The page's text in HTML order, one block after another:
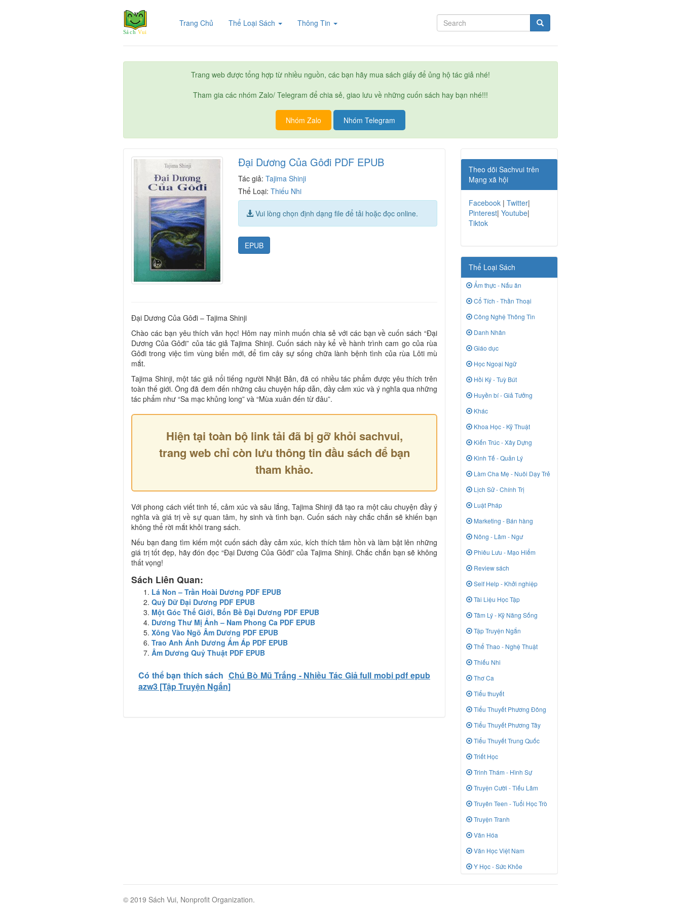
Trang Chủ (current)Thể Loại Sách Thông Tin
Trang web được tổng hợp từ nhiều nguồn, các bạn hãy mua sách giấy để ủng hộ tác giả nhé!
Tham gia các nhóm Zalo/ Telegram để chia sẻ, giao lưu về những cuốn sách hay bạn nhé!!!
Nhóm Zalo Nhóm Telegram
Đại Dương Của Gôđi PDF EPUB
Tác giả:Tajima Shinji
Thể Loại:Thiếu Nhi
Vui lòng chọn định dạng file để tải hoặc đọc online.
EPUB
Đại Dương Của Gôđi – Tajima Shinji
Chào các bạn yêu thích văn học! Hôm nay mình muốn chia sẻ với các bạn về cuốn sách “Đại
Dương Của Gôđi” của tác giả Tajima Shinji. Cuốn sách này kể về hành trình cam go của rùa
Gôđi trong việc tìm vùng biển mới, để tìm cây sự sống chữa lành bệnh tình của rùa Lôti mù
mắt.
Tajima Shinji, một tác giả nổi tiếng người Nhật Bản, đã có nhiều tác phẩm được yêu thích trên
toàn thế giới. Ông đã đem đến những câu chuyện hấp dẫn, đầy cảm xúc và ý nghĩa qua những
tác phẩm như “Sa mạc khủng long” và “Mùa xuân đến từ đâu”.
Hiện tại toàn bộ link tải đã bị gỡ khỏi sachvui,
trang web chỉ còn lưu thông tin đầu sách để bạn
tham khảo.
Với phong cách viết tinh tế, cảm xúc và sâu lắng, Tajima Shinji đã tạo ra một câu chuyện đầy ý
nghĩa và giá trị về sự quan tâm, hy sinh và tình bạn. Cuốn sách này chắc chắn sẽ khiến bạn
không thể rời mắt khỏi trang sách.
Nếu bạn đang tìm kiếm một cuốn sách đầy cảm xúc, kích thích tâm hồn và làm bật lên những
giá trị tốt đẹp, hãy đón đọc “Đại Dương Của Gôđi” của Tajima Shinji. Chắc chắn bạn sẽ không
thất vọng!
Sách Liên Quan:
Lá Non – Trần Hoài Dương PDF EPUB
Quỷ Dữ Đại Dương PDF EPUB
Một Góc Thế Giới, Bốn Bề Đại Dương PDF EPUB
Dương Thư Mị Ảnh – Nam Phong Ca PDF EPUB
Xông Vào Ngõ Âm Dương PDF EPUB
Trao Anh Ánh Dương Ấm Áp PDF EPUB
Âm Dương Quỷ Thuật PDF EPUB
Có thể bạn thích sách Chú Bò Mũ Trắng - Nhiều Tác Giả full mobi pdf epub
azw3 [Tập Truyện Ngắn]
Theo dõi Sachvui trên
Mạng xã hội
Facebook | Twitter|
Pinterest| Youtube|
Tiktok
Thể Loại Sách
Ẩm thực - Nấu ăn
Cổ Tích - Thần Thoại
Công Nghệ Thông Tin
Danh Nhân
Giáo dục
Học Ngoại Ngữ
Hồi Ký - Tuỳ Bút
Huyền bí - Giả Tưởng
Khác
Khoa Học - Kỹ Thuật
Kiến Trúc - Xây Dựng
Kinh Tế - Quản Lý
Làm Cha Mẹ - Nuôi Dạy Trẻ
Lịch Sử - Chính Trị
Luật Pháp
Marketing - Bán hàng
Nông - Lâm - Ngư
Phiêu Lưu - Mạo Hiểm
Review sách
Self Help - Khởi nghiệp
Tài Liệu Học Tập
Tâm Lý - Kỹ Năng Sống
Tập Truyện Ngắn
Thể Thao - Nghệ Thuật
Thiếu Nhi
Thơ Ca
Tiểu thuyết
Tiểu Thuyết Phương Đông
Tiểu Thuyết Phương Tây
Tiểu Thuyết Trung Quốc
Triết Học
Trinh Thám - Hình Sự
Truyện Cười - Tiếu Lâm
Truyên Teen - Tuổi Học Trò
Truyện Tranh
Văn Hóa
Văn Học Việt Nam
Y Học - Sức Khỏe
© 2019 Sách Vui, Nonprofit Organization.